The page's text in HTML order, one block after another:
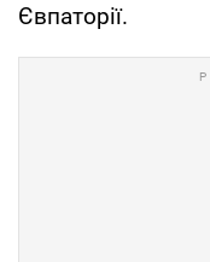
Євпаторії.